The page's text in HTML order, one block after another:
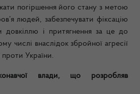
погіршення його стану з метою
людей, забезпечувати фіксацію
довкіллю і притягнення за це до
числі внаслідок збройної агресії
проти України.
влади, що розробляв